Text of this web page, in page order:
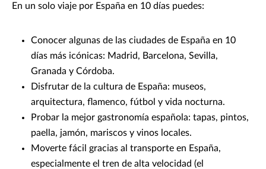
En un solo viaje por España en 10 días puedes:
Conocer algunas de las ciudades de España en 10
días más icónicas: Madrid, Barcelona, Sevilla,
Granada y Córdoba.
Disfrutar de la cultura de España: museos,
arquitectura, flamenco, fútbol y vida nocturna.
Probar la mejor gastronomía española: tapas, pintos,
paella, jamón, mariscos y vinos locales.
Moverte fácil gracias al transporte en España,
especialmente el tren de alta velocidad (el